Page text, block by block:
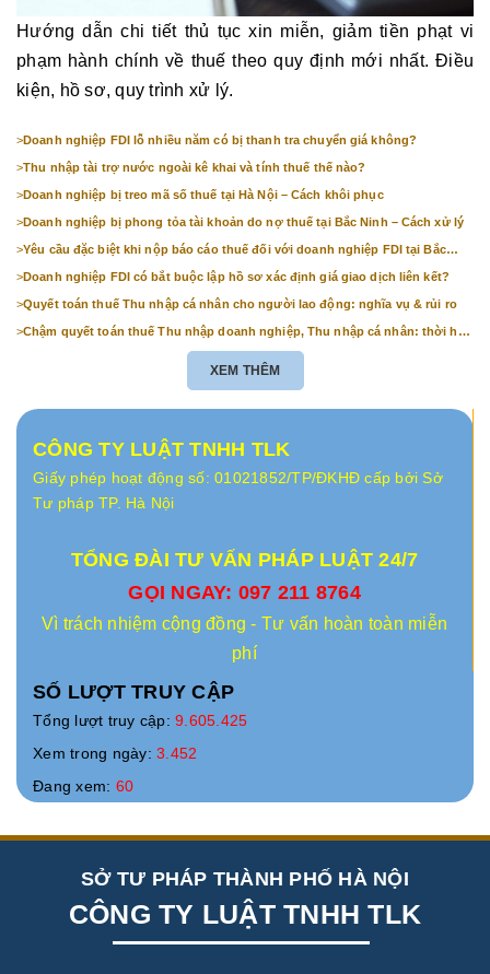
Hướng dẫn chi tiết thủ tục xin miễn, giảm tiền phạt vi
phạm hành chính về thuế theo quy định mới nhất. Điều
kiện, hồ sơ, quy trình xử lý.
>Doanh nghiệp FDI lỗ nhiều năm có bị thanh tra chuyển giá không?
>Thu nhập tài trợ nước ngoài kê khai và tính thuế thế nào?
>Doanh nghiệp bị treo mã số thuế tại Hà Nội – Cách khôi phục
>Doanh nghiệp bị phong tỏa tài khoản do nợ thuế tại Bắc Ninh – Cách xử lý
>Yêu cầu đặc biệt khi nộp báo cáo thuế đối với doanh nghiệp FDI tại Bắc
>Doanh nghiệp FDI có bắt buộc lập hồ sơ xác định giá giao dịch liên kết?
>Quyết toán thuế Thu nhập cá nhân cho người lao động: nghĩa vụ & rủi ro
>Chậm quyết toán thuế Thu nhập doanh nghiệp, Thu nhập cá nhân: thời hạn
XEM THÊM
CÔNG TY LUẬT TNHH TLK
Giấy phép hoạt động số: 01021852/TP/ĐKHĐ cấp bởi Sở
Tư pháp TP. Hà Nội
TỔNG ĐÀI TƯ VẤN PHÁP LUẬT 24/7
GỌI NGAY: 097 211 8764
Vì trách nhiệm cộng đồng - Tư vấn hoàn toàn miễn
phí
SỐ LƯỢT TRUY CẬP
Tổng lượt truy cập: 9.605.425
Xem trong ngày: 3.452
Đang xem: 60
SỞ TƯ PHÁP THÀNH PHỐ HÀ NỘI
CÔNG TY LUẬT TNHH TLK